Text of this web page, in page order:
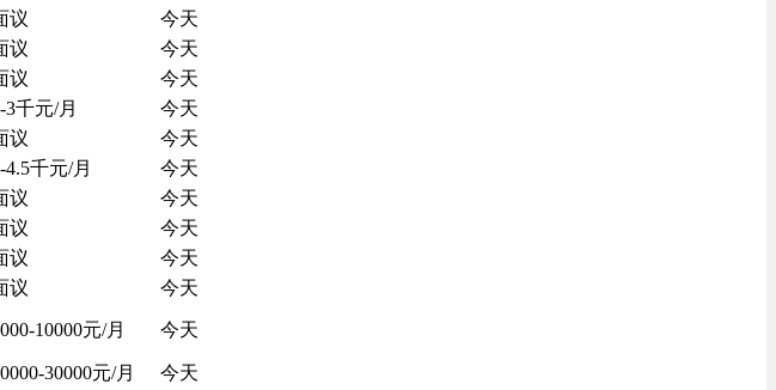
议
今天
议
今天
议
今天
3千元/月
今天
议
今天
4.5千元/月
今天
议
今天
议
今天
议
今天
议
今天
10000元/月 今天
30000元/月
今天